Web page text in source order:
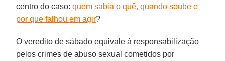
centro do caso:quem sabia o quê, quando soube e
por que falhou em agir?
O veredito de sábado equivale à responsabilização
pelos crimes de abuso sexual cometidos por